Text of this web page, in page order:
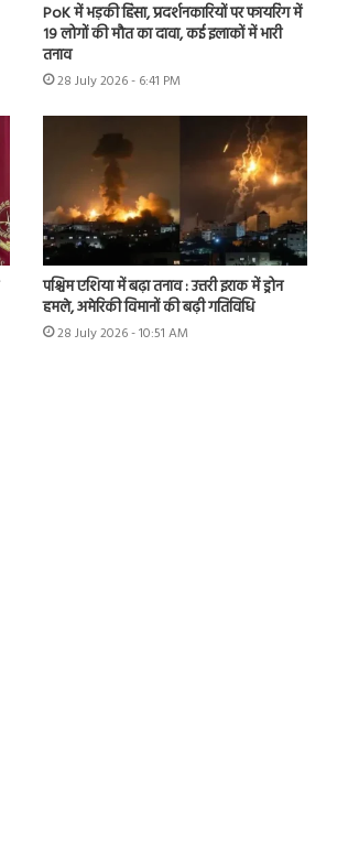
PoK में भड़की हिंसा, प्रदर्शनकारियों पर फायरिंग में
19 लोगों की मौत का दावा, कई इलाकों में भारी
तनाव
28 July 2026 - 6:41 PM
पश्चिम एशिया में बढ़ा तनाव : उत्तरी इराक में ड्रोन
हमले, अमेरिकी विमानों की बढ़ी गतिविधि
28 July 2026 - 10:51 AM